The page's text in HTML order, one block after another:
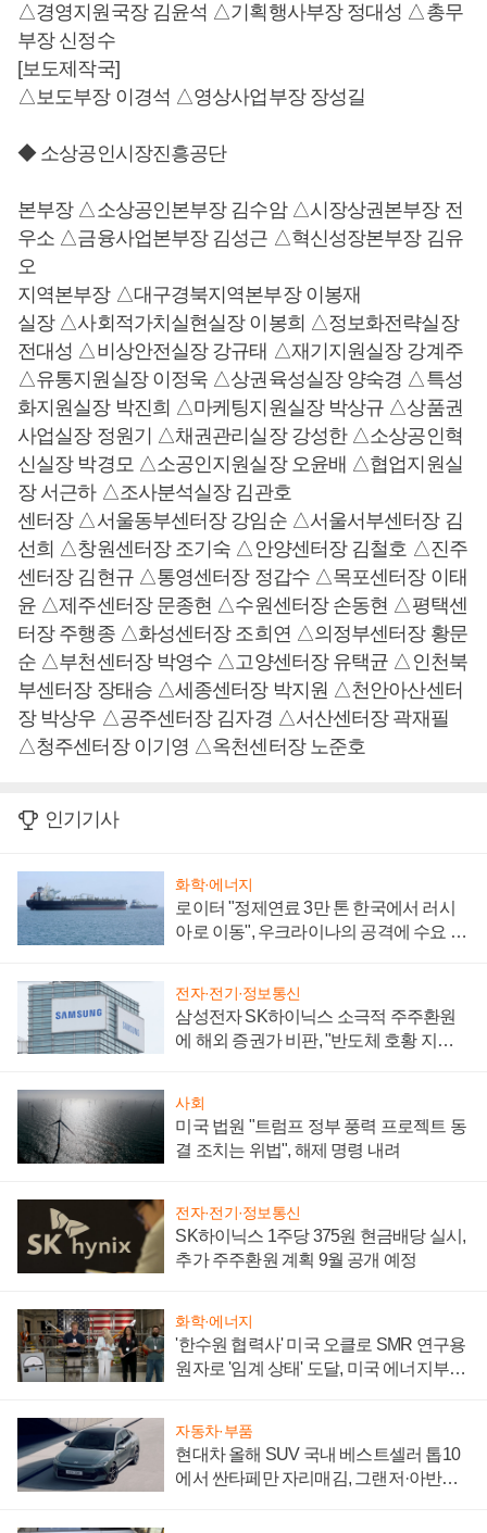
△경영지원국장 김윤석 △기획행사부장 정대성 △총무
부장 신정수
[보도제작국]
△보도부장 이경석 △영상사업부장 장성길
◆ 소상공인시장진흥공단
본부장 △소상공인본부장 김수암 △시장상권본부장 전
우소 △금융사업본부장 김성근 △혁신성장본부장 김유
오
지역본부장 △대구경북지역본부장 이봉재
실장 △사회적가치실현실장 이봉희 △정보화전략실장
전대성 △비상안전실장 강규태 △재기지원실장 강계주
△유통지원실장 이정욱 △상권육성실장 양숙경 △특성
화지원실장 박진희 △마케팅지원실장 박상규 △상품권
사업실장 정원기 △채권관리실장 강성한 △소상공인혁
신실장 박경모 △소공인지원실장 오윤배 △협업지원실
장 서근하 △조사분석실장 김관호
센터장 △서울동부센터장 강임순 △서울서부센터장 김
선희 △창원센터장 조기숙 △안양센터장 김철호 △진주
센터장 김현규 △통영센터장 정갑수 △목포센터장 이태
윤 △제주센터장 문종현 △수원센터장 손동현 △평택센
터장 주행종 △화성센터장 조희연 △의정부센터장 황문
순 △부천센터장 박영수 △고양센터장 유택균 △인천북
부센터장 장태승 △세종센터장 박지원 △천안아산센터
장 박상우 △공주센터장 김자경 △서산센터장 곽재필
△청주센터장 이기영 △옥천센터장 노준호
인기기사
화학·에너지
로이터 "정제연료 3만 톤 한국에서 러시
아로 이동", 우크라이나의 공격에 수요 늘
전자·전기·정보통신
삼성전자 SK하이닉스 소극적 주주환원
에 해외 증권가 비판, "반도체 호황 지속
사회
미국 법원 "트럼프 정부 풍력 프로젝트 동
결 조치는 위법", 해제 명령 내려
전자·전기·정보통신
SK하이닉스 1주당 375원 현금배당 실시,
추가 주주환원 계획 9월 공개 예정
화학·에너지
'한수원 협력사' 미국 오클로 SMR 연구용
원자로 '임계 상태' 도달, 미국 에너지부
자동차·부품
현대차 올해 SUV 국내 베스트셀러 톱10
에서 싼타페만 자리매김, 그랜저·아반떼